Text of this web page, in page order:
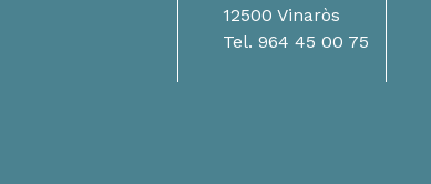
12500 Vinaròs
Tel. 964 45 00 75